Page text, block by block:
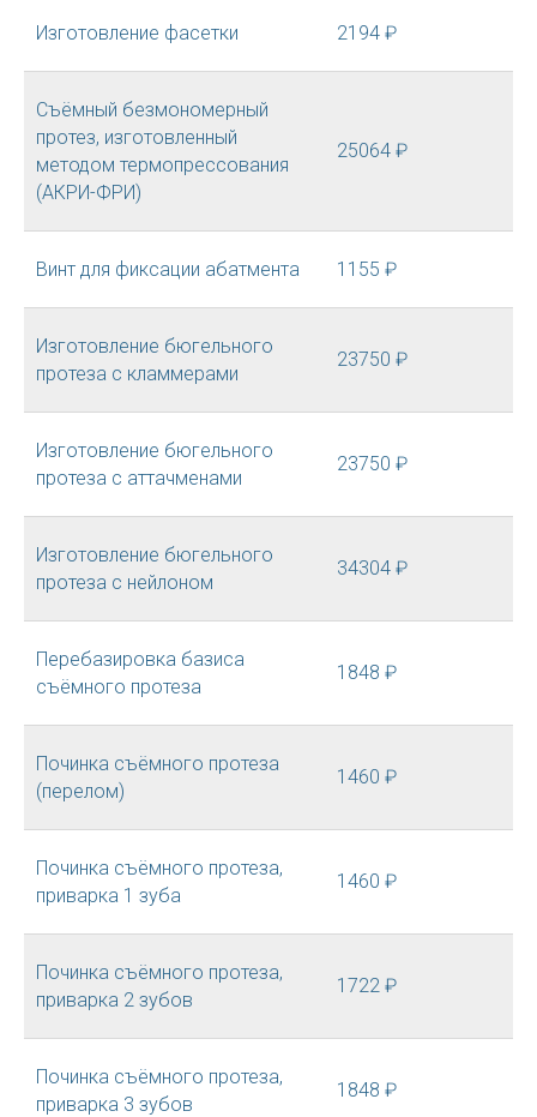
Изготовление фасетки 2194 ₽
Съёмный безмономерный
протез, изготовленный
методом термопрессования
(АКРИ-ФРИ)
25064 ₽
Винт для фиксации абатмента 1155 ₽
Изготовление бюгельного
протеза с кламмерами
23750 ₽
Изготовление бюгельного
протеза с аттачменами
23750 ₽
Изготовление бюгельного
протеза с нейлоном
34304 ₽
Перебазировка базиса
съёмного протеза
1848 ₽
Починка съёмного протеза
(перелом)
1460 ₽
Починка съёмного протеза,
приварка 1 зуба
1460 ₽
Починка съёмного протеза,
приварка 2 зубов
1722 ₽
Починка съёмного протеза,
приварка 3 зубов
1848 ₽